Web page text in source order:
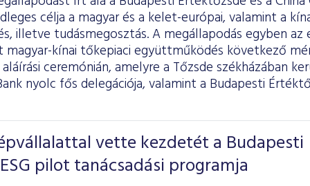
célja a magyar és a kelet-európai, valamint a
illetve tudásmegosztás. A megállapodás egyben
kínai tőkepiaci együttműködés következő
ceremónián, amelyre a Tőzsde székházában
nyolc fős delegációja, valamint a Budapesti
vette kezdetét a Budapesti
pilot tanácsadási programja